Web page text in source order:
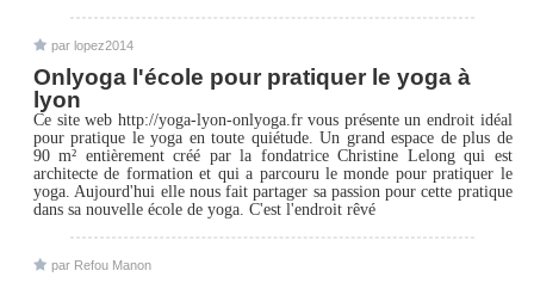
par lopez2014
Onlyoga l'école pour pratiquer le yoga à
lyon
Ce site web http://yoga-lyon-onlyoga.fr vous présente un endroit idéal
pour pratique le yoga en toute quiétude. Un grand espace de plus de
90 m² entièrement créé par la fondatrice Christine Lelong qui est
architecte de formation et qui a parcouru le monde pour pratiquer le
yoga. Aujourd'hui elle nous fait partager sa passion pour cette pratique
dans sa nouvelle école de yoga. C'est l'endroit rêvé
par Refou Manon